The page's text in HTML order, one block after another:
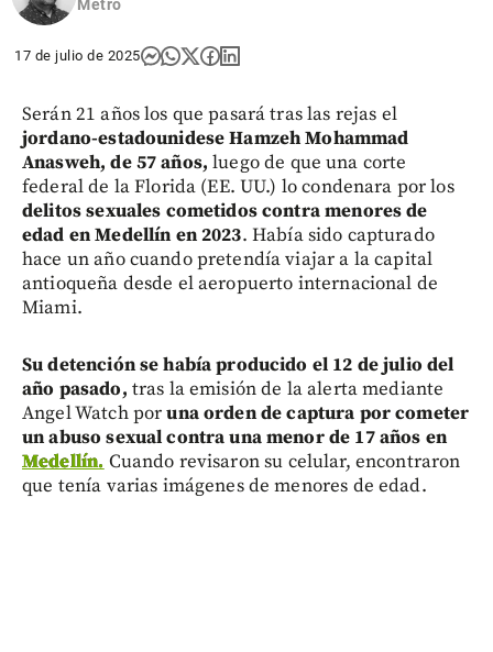
Metro
17 de julio de 2025
Serán 21 años los que pasará tras las rejas el
jordano-estadounidese Hamzeh Mohammad
Anasweh, de 57 años, luego de que una corte
federal de la Florida (EE. UU.) lo condenara por los
delitos sexuales cometidos contra menores de
edad en Medellín en 2023. Había sido capturado
hace un año cuando pretendía viajar a la capital
antioqueña desde el aeropuerto internacional de
Miami.
Su detención se había producido el 12 de julio del
año pasado, tras la emisión de la alerta mediante
Angel Watch poruna orden de captura por cometer
un abuso sexual contra una menor de 17 años en
Medellín. Cuando revisaron su celular, encontraron
que tenía varias imágenes de menores de edad.